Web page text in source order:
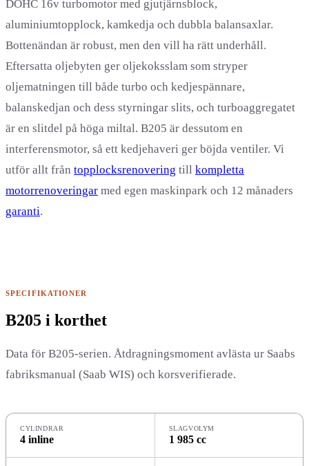
DOHC 16v turbomotor med gjutjärnsblock,
aluminiumtopplock, kamkedja och dubbla balansaxlar.
Bottenändan är robust, men den vill ha rätt underhåll.
Eftersatta oljebyten ger oljekoksslam som stryper
oljematningen till både turbo och kedjespännare,
balanskedjan och dess styrningar slits, och turboaggregatet
är en slitdel på höga miltal. B205 är dessutom en
interferensmotor, så ett kedjehaveri ger böjda ventiler. Vi
utför allt från topplocksrenovering till kompletta
motorrenoveringar med egen maskinpark och 12 månaders
garanti.
SPECIFIKATIONER
B205 i korthet
Data för B205-serien. Åtdragningsmoment avlästa ur Saabs
fabriksmanual (Saab WIS) och korsverifierade.
CYLINDRAR
4 inline
SLAGVOLYM
1 985 cc